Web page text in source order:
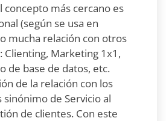
concepto más cercano es
(según se usa en
mucha relación con otros
Clienting, Marketing 1x1,
de base de datos, etc.
de la relación con los
sinónimo de Servicio al
de clientes. Con este